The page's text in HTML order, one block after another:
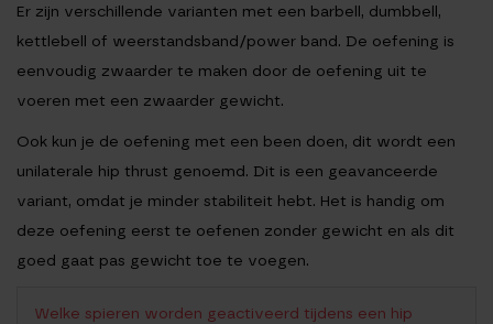
Er zijn verschillende varianten met een barbell, dumbbell,
kettlebell of weerstandsband/power band. De oefening is
eenvoudig zwaarder te maken door de oefening uit te
voeren met een zwaarder gewicht.
Ook kun je de oefening met een been doen, dit wordt een
unilaterale hip thrust genoemd. Dit is een geavanceerde
variant, omdat je minder stabiliteit hebt. Het is handig om
deze oefening eerst te oefenen zonder gewicht en als dit
goed gaat pas gewicht toe te voegen.
Welke spieren worden geactiveerd tijdens een hip